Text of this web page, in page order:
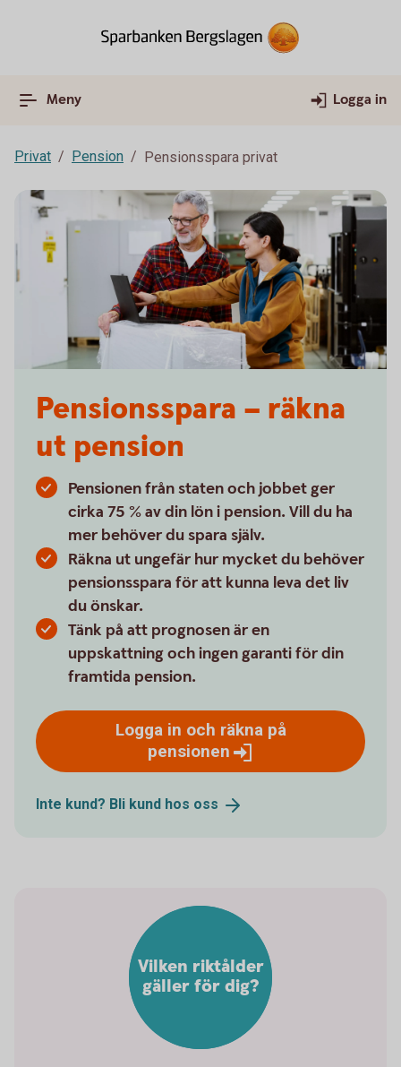
Meny Logga in
Privat Pension Pensionsspara privat
Pensionsspara – räkna
ut pension
Pensionen från staten och jobbet ger
cirka 75 % av din lön i pension. Vill du ha
mer behöver du spara själv.
Räkna ut ungefär hur mycket du behöver
pensionsspara för att kunna leva det liv
du önskar.
Tänk på att prognosen är en
uppskattning och ingen garanti för din
framtida pension.
Logga in och räkna på
pensionen
Inte kund? Bli kund hos oss
Vilken riktålder
gäller för dig?